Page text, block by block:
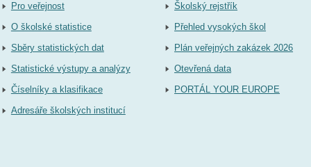
Pro veřejnost
O školské statistice
Sběry statistických dat
Statistické výstupy a analýzy
Číselníky a klasifikace
Adresáře školských institucí
Školský rejstřík
Přehled vysokých škol
Plán veřejných zakázek 2026
Otevřená data
PORTÁL YOUR EUROPE